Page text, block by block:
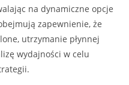
na dynamiczne opcje
zapewnienie, że
utrzymanie płynnej
wydajności w celu